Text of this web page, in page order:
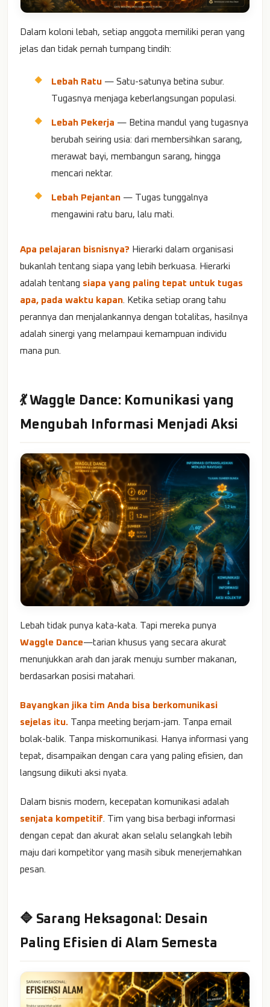
Dalam koloni lebah, setiap anggota memiliki peran yang
jelas dan tidak pernah tumpang tindih:
Lebah Ratu — Satu-satunya betina subur.
Tugasnya menjaga keberlangsungan populasi.
Lebah Pekerja — Betina mandul yang tugasnya
berubah seiring usia: dari membersihkan sarang,
merawat bayi, membangun sarang, hingga
mencari nektar.
Lebah Pejantan — Tugas tunggalnya
mengawini ratu baru, lalu mati.
Apa pelajaran bisnisnya? Hierarki dalam organisasi
bukanlah tentang siapa yang lebih berkuasa. Hierarki
adalah tentang siapa yang paling tepat untuk tugas
apa, pada waktu kapan . Ketika setiap orang tahu
perannya dan menjalankannya dengan totalitas, hasilnya
adalah sinergi yang melampaui kemampuan individu
mana pun.
💃 Waggle Dance: Komunikasi yang
Mengubah Informasi Menjadi Aksi
Lebah tidak punya kata-kata. Tapi mereka punya
Waggle Dance—tarian khusus yang secara akurat
menunjukkan arah dan jarak menuju sumber makanan,
berdasarkan posisi matahari.
Bayangkan jika tim Anda bisa berkomunikasi
sejelas itu. Tanpa meeting berjam-jam. Tanpa email
bolak-balik. Tanpa miskomunikasi. Hanya informasi yang
tepat, disampaikan dengan cara yang paling efisien, dan
langsung diikuti aksi nyata.
Dalam bisnis modern, kecepatan komunikasi adalah
senjata kompetitif . Tim yang bisa berbagi informasi
dengan cepat dan akurat akan selalu selangkah lebih
maju dari kompetitor yang masih sibuk menerjemahkan
pesan.
🔷 Sarang Heksagonal: Desain
Paling Efisien di Alam Semesta